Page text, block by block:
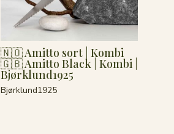
🇳🇴 Amitto sort | Kombi
🇬🇧 Amitto Black | Kombi |
Bjørklund1925
Bjørklund1925